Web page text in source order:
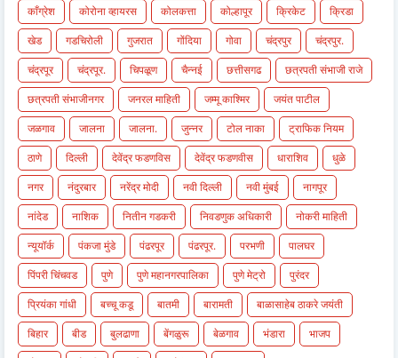
काँग्रेश
कोरोना व्हायरस कोलकत्ता कोल्हापूर क्रिकेट
क्रिडा
खेड
गडचिरोली गुजरात गोंदिया गोवा चंद्रपुर
चंद्रपुर.
चंद्रपूर
चंद्रपूर. चिपळूण चैन्नई छत्तीसगढ
छत्रपती संभाजी राजे
छत्रपती संभाजीनगर
जनरल माहिती जम्मू काश्मिर
जयंत पाटील
जळगाव
जालना जालना. जुन्नर टोल नाका
ट्राफिक नियम
ठाणे
दिल्ली देवेंद्र फडणविस देवेंद्र फडणवीस धाराशिव
धुळे
नगर
नंदुरबार नरेंद्र मोदी नवी दिल्ली नवी मुंबई
नागपूर
नांदेड
नाशिक नितीन गडकरी निवडणुक अधिकारी
नोकरी माहिती
न्यूयॉर्क
पंकजा मुंडे पंढरपूर पंढरपूर. परभणी
पालघर
पिंपरी चिंचवड
पुणे पुणे महानगरपालिका पुणे मेट्रो
पुरंदर
प्रियंका गांधी
बच्चू कडू बातमी बारामती
बाळासाहेब ठाकरे जयंती
बिहार
बीड बुलढाणा बेंगळुरू बेळगाव भंडारा
भाजप